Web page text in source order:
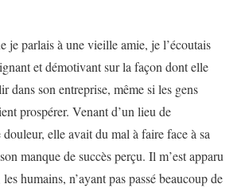
je parlais à une vieille amie, je l’écoutais
et démotivant sur la façon dont elle
dans son entreprise, même si les gens
prospérer. Venant d’un lieu de
elle avait du mal à faire face à sa
manque de succès perçu. Il m’est apparu
humains, n’ayant pas passé beaucoup de